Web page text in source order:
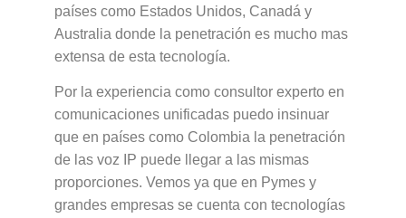
países como Estados Unidos, Canadá y
Australia donde la penetración es mucho mas
extensa de esta tecnología.
Por la experiencia como consultor experto en
comunicaciones unificadas puedo insinuar
que en países como Colombia la penetración
de las voz IP puede llegar a las mismas
proporciones. Vemos ya que en Pymes y
grandes empresas se cuenta con tecnologías